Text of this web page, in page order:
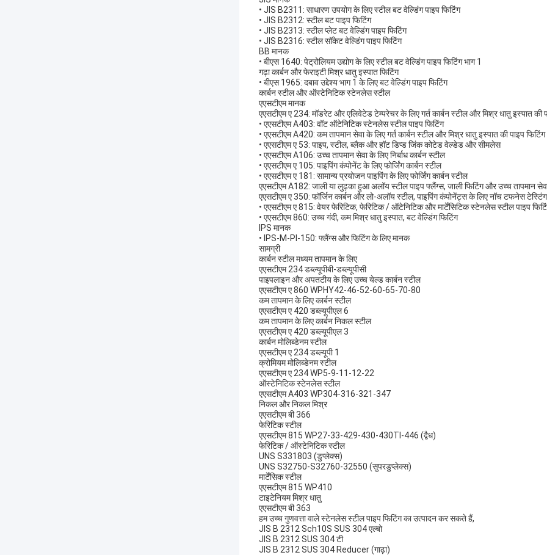
• JIS B2311: साधारण उपयोग के लिए स्टील बट वेल्डिंग पाइप फिटिंग
• JIS B2312: स्टील बट पाइप फिटिंग
• JIS B2313: स्टील प्लेट बट वेल्डिंग पाइप फिटिंग
• JIS B2316: स्टील सॉकेट वेल्डिंग पाइप फिटिंग
BB मानक
• बीएस 1640: पेट्रोलियम उद्योग के लिए स्टील बट वेल्डिंग पाइप फिटिंग भाग 1
गढ़ा कार्बन और फेराइटी मिश्र धातु इस्पात फिटिंग
• बीएस 1965: दबाव उद्देश्य भाग 1 के लिए बट वेल्डिंग पाइप फिटिंग
कार्बन स्टील और ऑस्टेनिटिक स्टेनलेस स्टील
एएसटीएम मानक
एएसटीएम ए 234: मॉडरेट और एलिवेटेड टेम्परेचर के लिए गर्त कार्बन स्टील और मिश्र धातु इस्पात की
• एएसटीएम A403: वॉट ऑटेनिटिक स्टेनलेस स्टील पाइप फिटिंग
• एएसटीएम A420: कम तापमान सेवा के लिए गर्त कार्बन स्टील और मिश्र धातु इस्पात की पाइप फिटिंग
• एएसटीएम ए 53: पाइप, स्टील, ब्लैक और हॉट डिप्ड जिंक कोटेड वेल्डेड और सीमलेस
• एएसटीएम A106: उच्च तापमान सेवा के लिए निर्बाध कार्बन स्टील
• एएसटीएम ए 105: पाइपिंग कंपोनेंट के लिए फोर्जिंग कार्बन स्टील
• एएसटीएम ए 181: सामान्य प्रयोजन पाइपिंग के लिए फोर्जिंग कार्बन स्टील
एएसटीएम A182: जाली या लुढ़का हुआ अलॉय स्टील पाइप फ्लैंग्स, जाली फिटिंग और उच्च तापमान
एएसटीएम ए 350: फॉर्जिन कार्बन और लो-अलॉय स्टील, पाइपिंग कंपोनेंट्स के लिए नॉच टफनेस
• एएसटीएम ए 815: वेयर फेरिटिक, फेरिटिक / ऑटेनिटिक और मार्टेंसिटिक स्टेनलेस स्टील पाइप
• एएसटीएम 860: उच्च गंदी, कम मिश्र धातु इस्पात, बट वेल्डिंग फिटिंग
IPS मानक
• IPS-M-PI-150: फ्लैंग्स और फिटिंग के लिए मानक
सामग्री
कार्बन स्टील मध्यम तापमान के लिए
एएसटीएम 234 डब्ल्यूपीबी-डब्ल्यूपीसी
पाइपलाइन और अपतटीय के लिए उच्च येल्ड कार्बन स्टील
एएसटीएम ए 860 WPHY42-46-52-60-65-70-80
कम तापमान के लिए कार्बन स्टील
एएसटीएम ए 420 डब्ल्यूपीएल 6
कम तापमान के लिए कार्बन निकल स्टील
एएसटीएम ए 420 डब्ल्यूपीएल 3
कार्बन मोलिब्डेनम स्टील
एएसटीएम ए 234 डब्ल्यूपी 1
क्रोमियम मोलिब्डेनम स्टील
एएसटीएम ए 234 WP5-9-11-12-22
ऑस्टेनिटिक स्टेनलेस स्टील
एएसटीएम A403 WP304-316-321-347
निकल और निकल मिश्र
एएसटीएम बी 366
फेरिटिक स्टील
एएसटीएम 815 WP27-33-429-430-430TI-446 (द्वैध)
फेरिटिक / ऑस्टेनिटिक स्टील
UNS S331803 (डुप्लेक्स)
UNS S32750-S32760-32550 (सुपरडुप्लेक्स)
मार्टेंसिक स्टील
एएसटीएम 815 WP410
टाइटेनियम मिश्र धातु
एएसटीएम बी 363
हम उच्च गुणवत्ता वाले स्टेनलेस स्टील पाइप फिटिंग का उत्पादन कर सकते हैं,
JIS B 2312 Sch10S SUS 304 एल्बो
JIS B 2312 SUS 304 टी
JIS B 2312 SUS 304 Reducer (गाढ़ा)